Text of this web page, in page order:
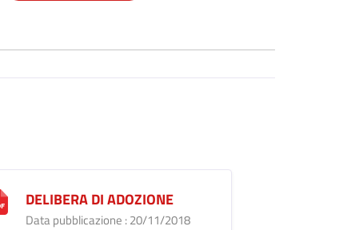
DELIBERA DI ADOZIONE
Data pubblicazione : 20/11/2018